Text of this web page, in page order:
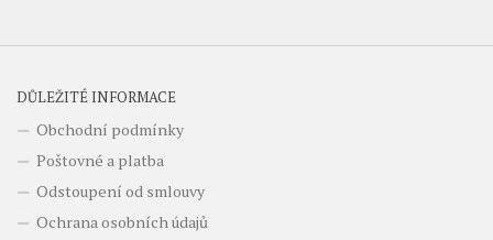
DŮLEŽITÉ INFORMACE
Obchodní podmínky
Poštovné a platba
Odstoupení od smlouvy
Ochrana osobních údajů